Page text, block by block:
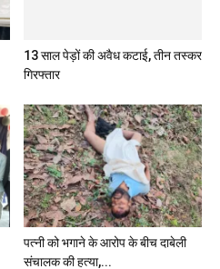
पत्नी को भगाने के आरोप के बीच दाबेली
संचालक की हत्या,...